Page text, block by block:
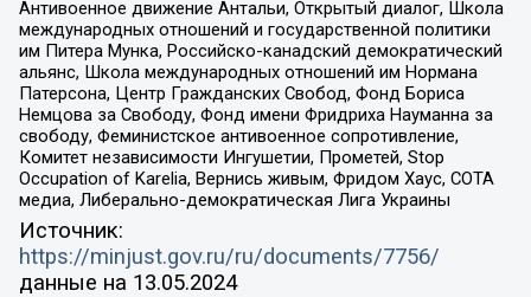
Антивоенное движение Антальи, Открытый диалог, Школа
международных отношений и государственной политики
им Питера Мунка, Российско-канадский демократический
альянс, Школа международных отношений им Нормана
Патерсона, Центр Гражданских Свобод, Фонд Бориса
Немцова за Свободу, Фонд имени Фридриха Науманна за
свободу, Феминистское антивоенное сопротивление,
Комитет независимости Ингушетии, Прометей, Stop
Occupation of Karelia, Вернись живым, Фридом Хаус, СОТА
медиа, Либерально-демократическая Лига Украины
Источник:
https://minjust.gov.ru/ru/documents/7756/
данные на 13.05.2024